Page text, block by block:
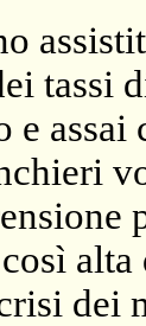
tassi
e
alta
dei